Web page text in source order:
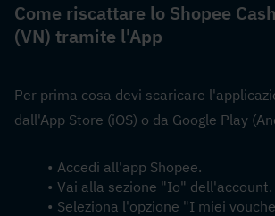
Come riscattare lo Shopee
(VN) tramite l'App
Per prima cosa devi scaricare
dall'App Store (iOS) o da Google Play
Accedi all'app Shopee.
Vai alla sezione "Io" dell'account.
Seleziona l'opzione "I miei